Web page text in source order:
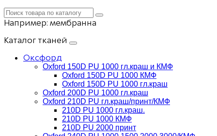
Например: мембранна
Каталог тканей
Оксфорд
Oxford 150D PU 1000 гл.краш и КМФ
Oxford 150D PU 1000 КМФ
Oxford 150D PU 1000 гл.краш
Oxford 200D PU 1000 гл.краш
Oxford 210D PU гл.краш/принт/КМФ
210D PU 1000 гл.краш.
210D PU 1000 КМФ
210D PU 2000 принт